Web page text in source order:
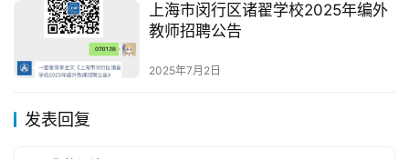
上海市闵行区诸翟学校2025年编外
教师招聘公告
2025年7月2日
发表回复